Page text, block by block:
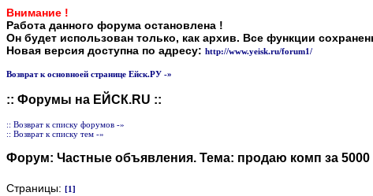
Внимание !
Работа данного форума остановлена !
Он будет использован только, как архив. Все функции
Новая версия доступна по адресу: http://www.yeisk.ru/forum1/
Возврат к основноей странице Ейск.РУ -»
:: Форумы на ЕЙСК.RU ::
:: Возврат к списку форумов -»
:: Возврат к списку тем -»
Форум: Частные объявления. Тема: продаю комп за 5000
Страницы: [1]